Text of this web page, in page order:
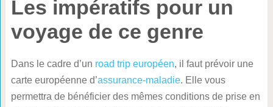
Les impératifs pour un
voyage de ce genre
Dans le cadre d’un road trip européen, il faut prévoir une
carte européenne d’assurance-maladie. Elle vous
permettra de bénéficier des mêmes conditions de prise en